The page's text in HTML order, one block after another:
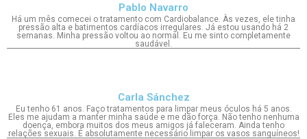
Pablo Navarro
Há um mês comecei o tratamento com Cardiobalance. Às vezes, ele tinha
pressão alta e batimentos cardíacos irregulares. Já estou usando há 2
semanas. Minha pressão voltou ao normal. Eu me sinto completamente
saudável.
Carla Sánchez
Eu tenho 61 anos. Faço tratamentos para limpar meus óculos há 5 anos.
Eles me ajudam a manter minha saúde e me dão força. Não tenho nenhuma
doença, embora muitos dos meus amigos já faleceram. Ainda tenho
relações sexuais. É absolutamente necessário limpar os vasos sanguíneos!